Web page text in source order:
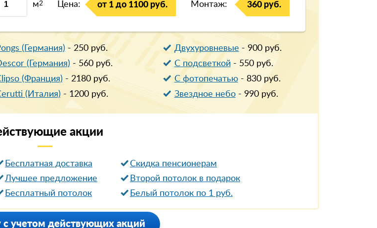
м2 Цена: от 1 до 1100 руб. Монтаж: 360 руб.
Двухуровневые - 900руб.
(Германия) - 250руб.
С подсветкой- 550руб.
(Германия) - 560руб.
С фотопечатью- 830руб.
(Франция) - 2180руб.
Звездное небо- 990руб.
(Италия) - 1200руб.
акции
Бесплатная доставка
Cкидка пенсионерам
Лучшее предложение
Второй потолок в подарок
Бесплатный потолок Белый потолок по 1 руб.
с учетом действующих акций